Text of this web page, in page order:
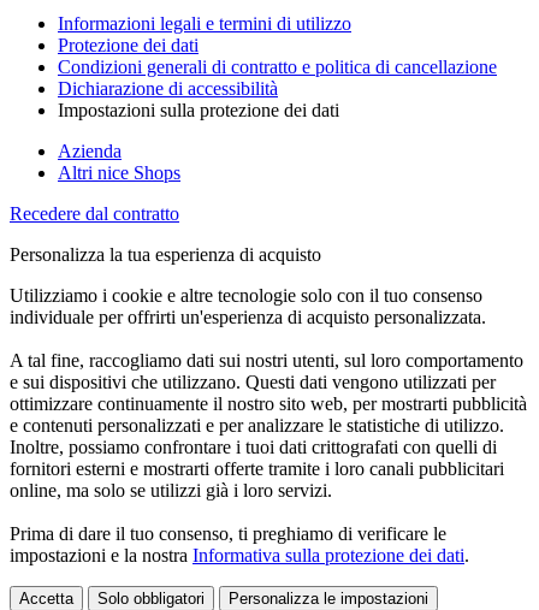
Informazioni legali e termini di utilizzo
Protezione dei dati
Condizioni generali di contratto e politica di cancellazione
Dichiarazione di accessibilità
Impostazioni sulla protezione dei dati
Azienda
Altri nice Shops
Recedere dal contratto
Personalizza la tua esperienza di acquisto
Utilizziamo i cookie e altre tecnologie solo con il tuo consenso
individuale per offrirti un'esperienza di acquisto personalizzata.
A tal fine, raccogliamo dati sui nostri utenti, sul loro comportamento
e sui dispositivi che utilizzano. Questi dati vengono utilizzati per
ottimizzare continuamente il nostro sito web, per mostrarti pubblicità
e contenuti personalizzati e per analizzare le statistiche di utilizzo.
Inoltre, possiamo confrontare i tuoi dati crittografati con quelli di
fornitori esterni e mostrarti offerte tramite i loro canali pubblicitari
online, ma solo se utilizzi già i loro servizi.
Prima di dare il tuo consenso, ti preghiamo di verificare le
impostazioni e la nostra Informativa sulla protezione dei dati.
Accetta Solo obbligatori Personalizza le impostazioni